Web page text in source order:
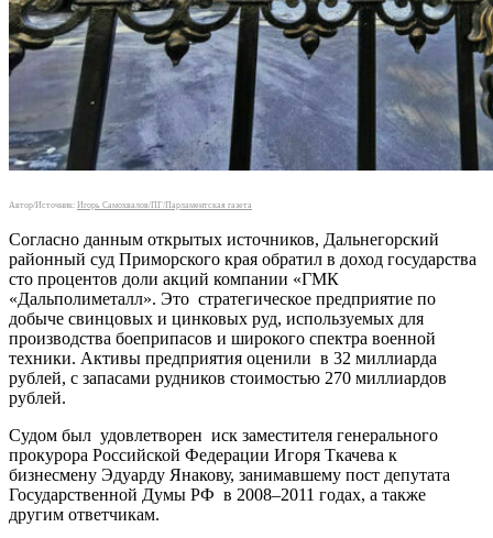
Автор/Источник: Игорь Самохвалов/ПГ/Парламентская газета
Согласно данным открытых источников, Дальнегорский
районный суд Приморского края обратил в доход государства
сто процентов доли акций компании «ГМК
«Дальполиметалл». Это стратегическое предприятие по
добыче свинцовых и цинковых руд, используемых для
производства боеприпасов и широкого спектра военной
техники. Активы предприятия оценили в 32 миллиарда
рублей, с запасами рудников стоимостью 270 миллиардов
рублей.
Судом был удовлетворен иск заместителя генерального
прокурора Российской Федерации Игоря Ткачева к
бизнесмену Эдуарду Янакову, занимавшему пост депутата
Государственной Думы РФ в 2008–2011 годах, а также
другим ответчикам.